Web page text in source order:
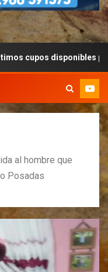
disponibles para
al hombre que
Posadas